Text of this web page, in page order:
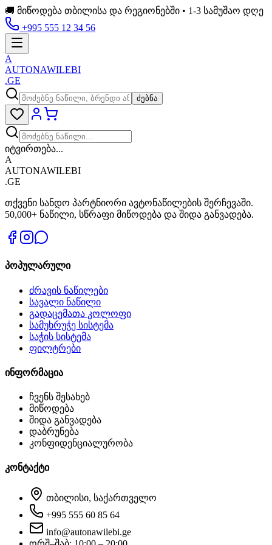
🚚 მიწოდება თბილისა და რეგიონებში • 1-3 სამუშაო დღე
+995 555 12 34 56
A
AUTONAWILEBI
.GE
ძებნა
იტვირთება...
A
AUTONAWILEBI
.GE
თქვენი სანდო პარტნიორი ავტონაწილების შერჩევაში.
50,000+ ნაწილი, სწრაფი მიწოდება და შიდა განვადება.
პოპულარული
ძრავის ნაწილები
სავალი ნაწილი
გადაცემათა კოლოფი
სამუხრუჭე სისტემა
საჭის სისტემა
ფილტრები
ინფორმაცია
ჩვენს შესახებ
მიწოდება
შიდა განვადება
დაბრუნება
კონფიდენციალურობა
კონტაქტი
თბილისი, საქართველო
+995 555 60 85 64
info@autonawilebi.ge